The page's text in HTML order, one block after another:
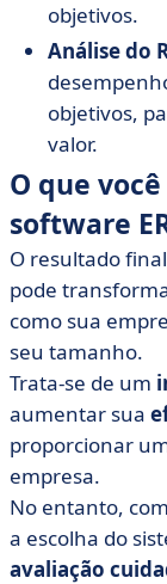
objetivos.
Análise do
objetivos,
valor.
O que
software
O resultado
pode
como sua
seu tamanho.
Trata-se de um
aumentar sua
proporcionar
empresa.
No entanto,
a escolha do
avaliação